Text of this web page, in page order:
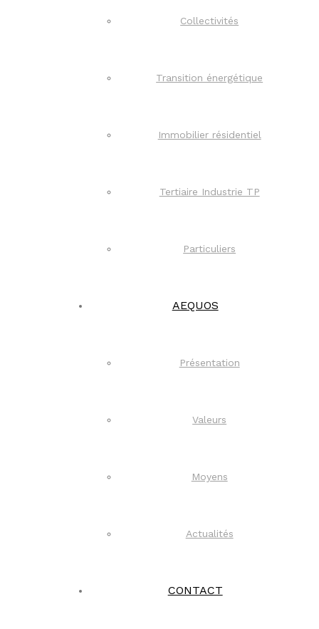
Collectivités
Transition énergétique
Immobilier résidentiel
Tertiaire Industrie TP
Particuliers
AEQUOS
Présentation
Valeurs
Moyens
Actualités
CONTACT